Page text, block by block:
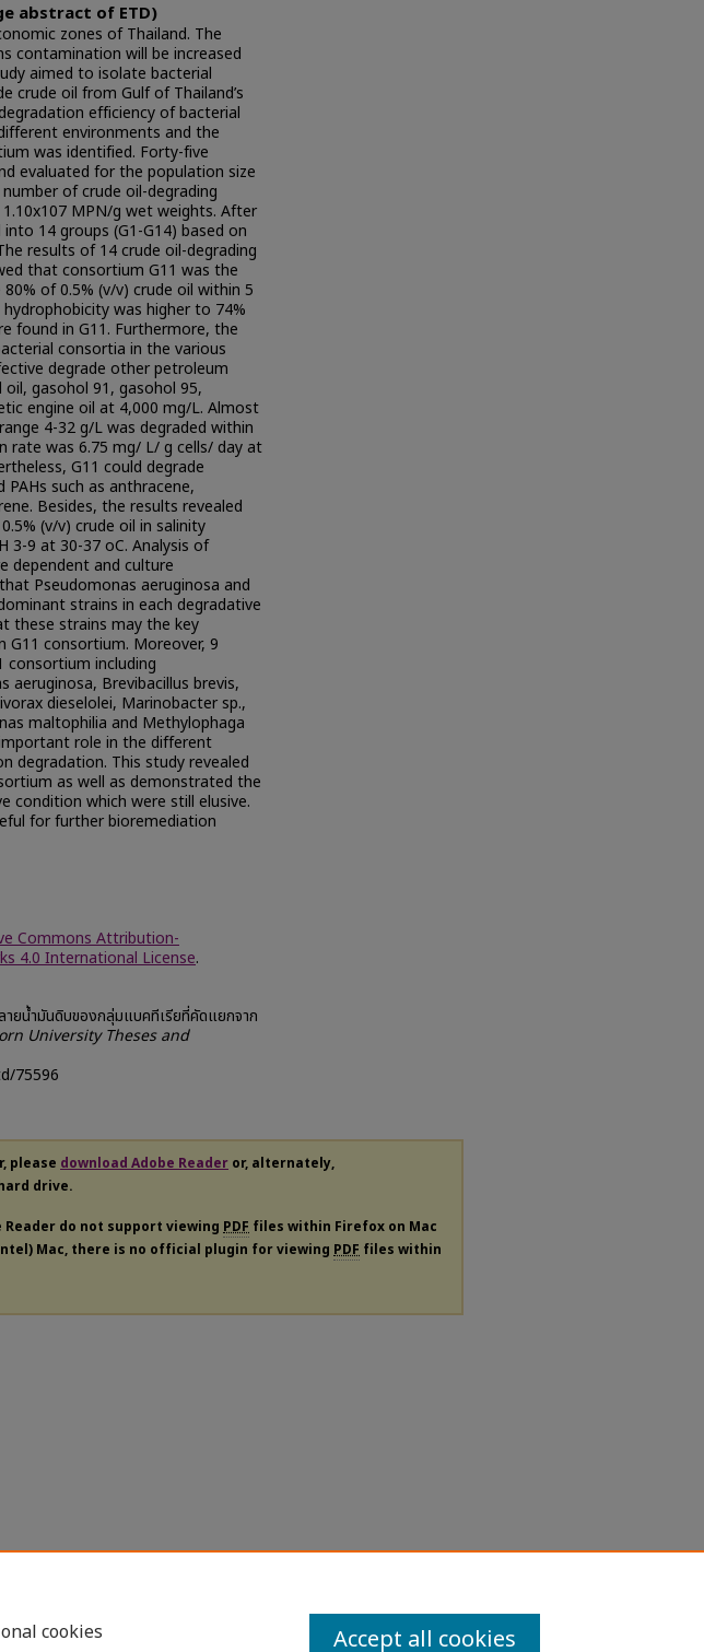
abstract of ETD)
zones of Thailand. The
contamination will be increased
aimed to isolate bacterial
crude oil from Gulf of Thailand’s
efficiency of bacterial
environments and the
was identified. Forty-five
evaluated for the population size
of crude oil-degrading
MPN/g wet weights. After
14 groups (G1-G14) based on
results of 14 crude oil-degrading
that consortium G11 was the
of 0.5% (v/v) crude oil within 5
was higher to 74%
found in G11. Furthermore, the
consortia in the various
degrade other petroleum
gasohol 91, gasohol 95,
engine oil at 4,000 mg/L. Almost
4-32 g/L was degraded within
rate was 6.75 mg/ L/ g cells/ day at
G11 could degrade
such as anthracene,
Besides, the results revealed
(v/v) crude oil in salinity
3-9 at 30-37 oC. Analysis of
dependent and culture
Pseudomonas aeruginosa and
strains in each degradative
these strains may the key
G11 consortium. Moreover, 9
consortium including
aeruginosa, Brevibacillus brevis,
dieselolei, Marinobacter sp.,
maltophilia and Methylophaga
role in the different
degradation. This study revealed
as well as demonstrated the
condition which were still elusive.
for further bioremediation
Commons Attribution-
4.0 International License.
ยน้ำมันดิบของกลุ่มแบคทีเรียที่คัดแยกจาก
University Theses and
75596
please download Adobe Reader or, alternately,
drive.
Reader do not support viewing PDF files within Firefox on Mac
Mac, there is no official plugin for viewing PDF files within
cookies
Accept all cookies